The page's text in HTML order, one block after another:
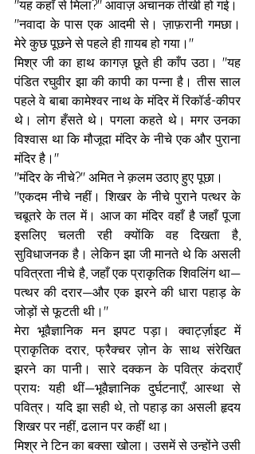
"यह कहाँ से मिला?" आवाज़ अचानक तीखी हो गई।
"नवादा के पास एक आदमी से। ज़ाफ़रानी गमछा।
मेरे कुछ पूछने से पहले ही ग़ायब हो गया।"
मिश्र जी का हाथ कागज़ छूते ही काँप उठा। "यह
पंडित रघुवीर झा की कापी का पन्ना है। तीस साल
पहले वे बाबा कामेश्वर नाथ के मंदिर में रिकॉर्ड-कीपर
थे। लोग हँसते थे। पगला कहते थे। मगर उनका
विश्वास था कि मौजूदा मंदिर के नीचे एक और पुराना
मंदिर है।"
"मंदिर के नीचे?" अमित ने क़लम उठाए हुए पूछा।
"एकदम नीचे नहीं। शिखर के नीचे पुराने पत्थर के
चबूतरे के तल में। आज का मंदिर वहाँ है जहाँ पूजा
इसलिए चलती रही क्योंकि वह दिखता है,
सुविधाजनक है। लेकिन झा जी मानते थे कि असली
पवित्रता नीचे है, जहाँ एक प्राकृतिक शिवलिंग था—
पत्थर की दरार—और एक झरने की धारा पहाड़ के
जोड़ों से फूटती थी।"
मेरा भूवैज्ञानिक मन झपट पड़ा। क्वार्ट्ज़ाइट में
प्राकृतिक दरार, फ्रैक्चर ज़ोन के साथ संरेखित
झरने का पानी। सारे दक्कन के पवित्र कंदराएँ
प्रायः यही थीं—भूवैज्ञानिक दुर्घटनाएँ, आस्था से
पवित्र। यदि झा सही थे, तो पहाड़ का असली हृदय
शिखर पर नहीं, ढलान पर कहीं था।
मिश्र ने टिन का बक्सा खोला। उसमें से उन्होंने उसी